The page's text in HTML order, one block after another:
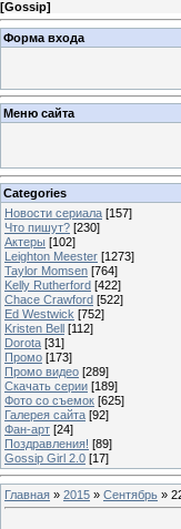
[Gossip]
Форма входа
Меню сайта
Categories
Новости сериала [157]
Что пишут? [230]
Актеры [102]
Leighton Meester [1273]
Taylor Momsen [764]
Kelly Rutherford [422]
Chace Crawford [522]
Ed Westwick [752]
Kristen Bell [112]
Dorota [31]
Промо [173]
Промо видео [289]
Скачать серии [189]
Фото со съемок [625]
Галерея сайта [92]
Фан-арт [24]
Поздравления! [89]
Gossip Girl 2.0 [17]
Главная » 2015 » Сентябрь »